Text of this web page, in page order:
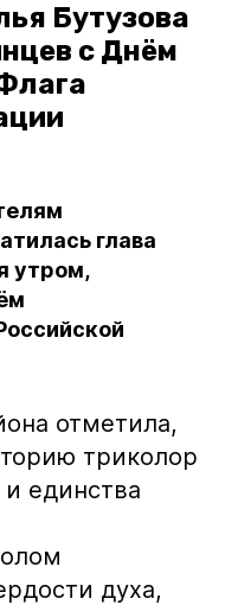
Бутузова
с Днём
глава
утром,
отметила,
триколор
единства
духа,